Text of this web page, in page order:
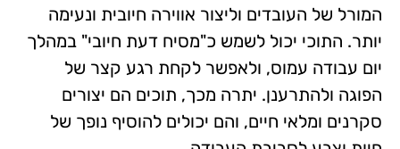
המורל של העובדים וליצור אווירה חיובית ונעימה
יותר. התוכי יכול לשמש כ"מסיח דעת חיובי" במהלך
יום עבודה עמוס, ולאפשר לקחת רגע קצר של
הפוגה ולהתרענן. יתרה מכך, תוכים הם יצורים
סקרנים ומלאי חיים, והם יכולים להוסיף נופך של